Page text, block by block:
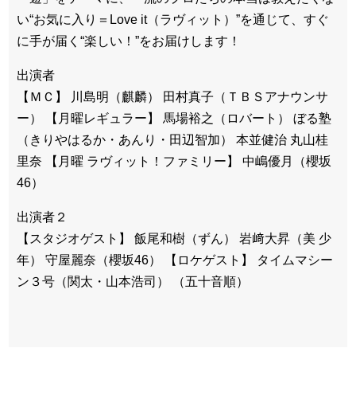
い“お気に入り＝Love it（ラヴィット）”を通じて、すぐ
に手が届く“楽しい！”をお届けします！
出演者
【ＭＣ】 川島明（麒麟） 田村真子（ＴＢＳアナウンサ
ー） 【月曜レギュラー】 馬場裕之（ロバート） ぼる塾
（きりやはるか・あんり・田辺智加） 本並健治 丸山桂
里奈 【月曜 ラヴィット！ファミリー】 中嶋優月（櫻坂
46）
出演者２
【スタジオゲスト】 飯尾和樹（ずん） 岩﨑大昇（美 少
年） 守屋麗奈（櫻坂46） 【ロケゲスト】 タイムマシー
ン３号（関太・山本浩司） （五十音順）